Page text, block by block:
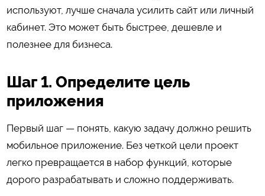
используют, лучше сначала усилить сайт или личный
кабинет. Это может быть быстрее, дешевле и
полезнее для бизнеса.
Шаг 1. Определите цель
приложения
Первый шаг — понять, какую задачу должно решить
мобильное приложение. Без четкой цели проект
легко превращается в набор функций, которые
дорого разрабатывать и сложно поддерживать.